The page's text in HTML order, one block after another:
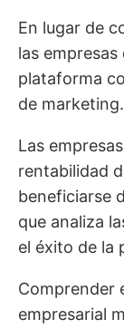
En lugar de
las
plataforma
de marketing.
Las
rentabilidad
beneficiarse
que analiza
el éxito de la
Comprender
empresarial